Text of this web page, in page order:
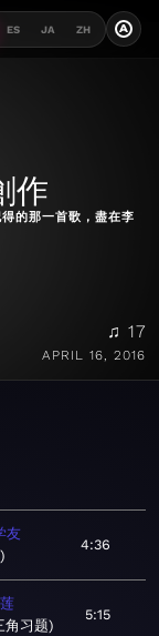
ES JA ZH A
作
的那一首歌，盡在李
♫ 17
APRIL 16, 2016
友
4:36
角习题
5:15